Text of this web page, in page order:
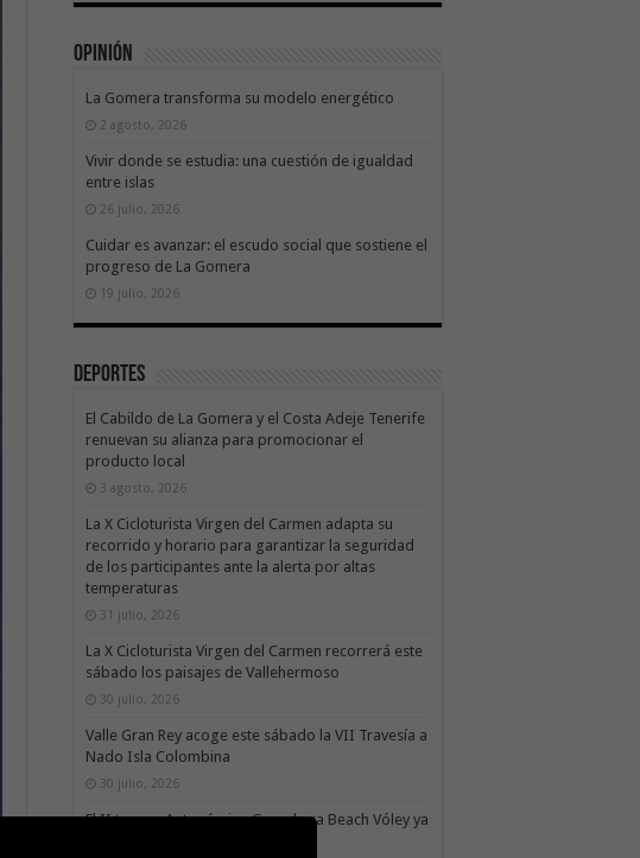
Opinión
La Gomera transforma su modelo energético
2 agosto, 2026
Vivir donde se estudia: una cuestión de igualdad
entre islas
26 julio, 2026
Cuidar es avanzar: el escudo social que sostiene el
progreso de La Gomera
19 julio, 2026
Deportes
El Cabildo de La Gomera y el Costa Adeje Tenerife
renuevan su alianza para promocionar el
producto local
3 agosto, 2026
La X Cicloturista Virgen del Carmen adapta su
recorrido y horario para garantizar la seguridad
de los participantes ante la alerta por altas
temperaturas
31 julio, 2026
La X Cicloturista Virgen del Carmen recorrerá este
sábado los paisajes de Vallehermoso
30 julio, 2026
Valle Gran Rey acoge este sábado la VII Travesía a
Nado Isla Colombina
30 julio, 2026
El II torneo Autonómico Gomahara Beach Vóley ya